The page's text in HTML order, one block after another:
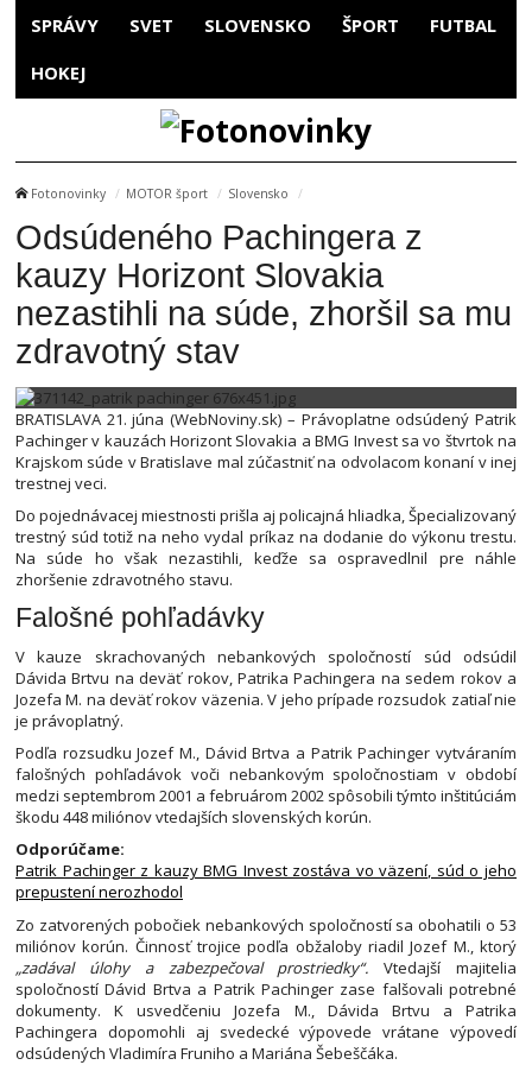
SPRÁVY SVET SLOVENSKO ŠPORT FUTBAL
HOKEJ
Fotonovinky MOTOR šport Slovensko
Odsúdeného Pachingera z
kauzy Horizont Slovakia
nezastihli na súde, zhoršil sa mu
zdravotný stav
BRATISLAVA 21. júna (WebNoviny.sk) – Právoplatne odsúdený Patrik
Pachinger v kauzách Horizont Slovakia a BMG Invest sa vo štvrtok na
Krajskom súde v Bratislave mal zúčastniť na odvolacom konaní v inej
trestnej veci.
Do pojednávacej miestnosti prišla aj policajná hliadka, Špecializovaný
trestný súd totiž na neho vydal príkaz na dodanie do výkonu trestu.
Na súde ho však nezastihli, keďže sa ospravedlnil pre náhle
zhoršenie zdravotného stavu.
Falošné pohľadávky
V kauze skrachovaných nebankových spoločností súd odsúdil
Dávida Brtvu na deväť rokov, Patrika Pachingera na sedem rokov a
Jozefa M. na deväť rokov väzenia. V jeho prípade rozsudok zatiaľ nie
je právoplatný.
Podľa rozsudku Jozef M., Dávid Brtva a Patrik Pachinger vytváraním
falošných pohľadávok voči nebankovým spoločnostiam v období
medzi septembrom 2001 a februárom 2002 spôsobili týmto inštitúciám
škodu 448 miliónov vtedajších slovenských korún.
Odporúčame:
Patrik Pachinger z kauzy BMG Invest zostáva vo väzení, súd o jeho
prepustení nerozhodol
Zo zatvorených pobočiek nebankových spoločností sa obohatili o 53
miliónov korún. Činnosť trojice podľa obžaloby riadil Jozef M., ktorý
„zadával úlohy a zabezpečoval prostriedky“. Vtedajší majitelia
spoločností Dávid Brtva a Patrik Pachinger zase falšovali potrebné
dokumenty. K usvedčeniu Jozefa M., Dávida Brtvu a Patrika
Pachingera dopomohli aj svedecké výpovede vrátane výpovedí
odsúdených Vladimíra Fruniho a Mariána Šebeščáka.